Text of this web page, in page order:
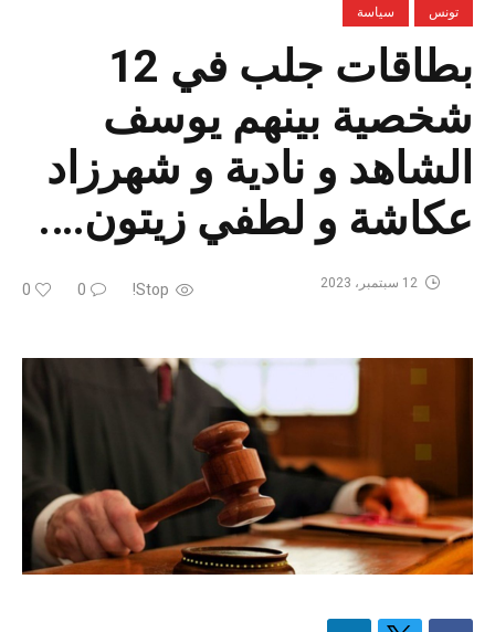
تونس سياسة
بطاقات جلب في 12
شخصية بينهم يوسف
الشاهد و نادية و شهرزاد
عكاشة و لطفي زيتون….
Stop!
0
0 12 سبتمبر، 2023